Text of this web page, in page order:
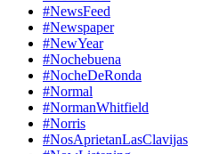
#NewsFeed
#Newspaper
#NewYear
#Nochebuena
#NocheDeRonda
#Normal
#NormanWhitfield
#Norris
#NosAprietanLasClavijas